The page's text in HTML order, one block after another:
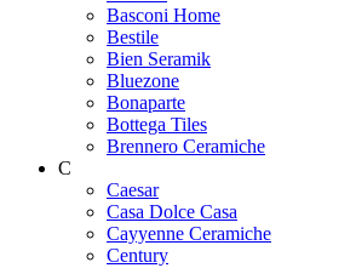
Basconi Home
Bestile
Bien Seramik
Bluezone
Bonaparte
Bottega Tiles
Brennero Ceramiche
C
Caesar
Casa Dolce Casa
Cayyenne Ceramiche
Century